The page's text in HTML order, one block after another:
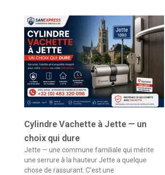
Cylindre Vachette à Jette — un
choix qui dure
Jette — une commune familiale qui mérite
une serrure à la hauteur Jette a quelque
chose de rassurant. C’est une